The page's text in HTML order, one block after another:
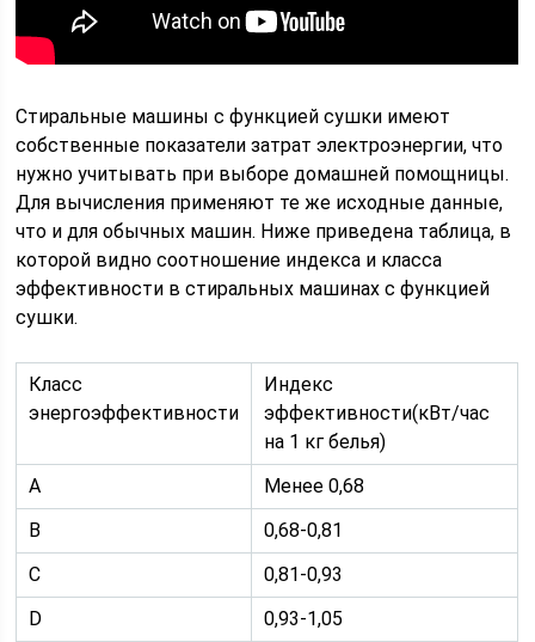
Стиральные машины с функцией сушки имеют
собственные показатели затрат электроэнергии, что
нужно учитывать при выборе домашней помощницы.
Для вычисления применяют те же исходные данные,
что и для обычных машин. Ниже приведена таблица, в
которой видно соотношение индекса и класса
эффективности в стиральных машинах с функцией
сушки.
Класс
энергоэффективности
Индекс
эффективности(кВт/час
на 1 кг белья)
A
Менее 0,68
B
0,68-0,81
C
0,81-0,93
D
0,93-1,05